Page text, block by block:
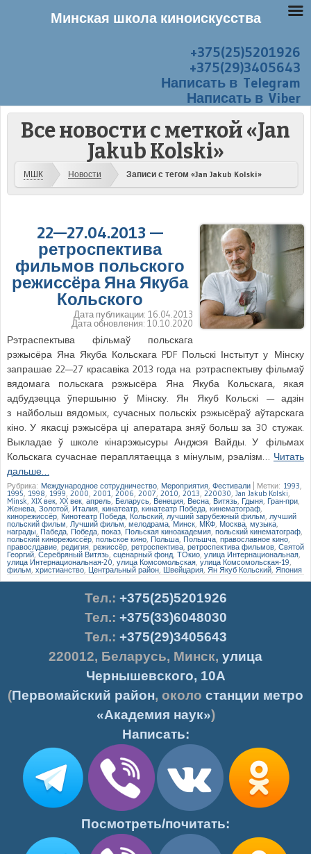
+375(25)5201926
+375(29)3405643
Написать в Telegram
Написать в Viber
Все новости с меткой «Jan
Jakub Kolski»
МШК Новости Записи с тегом «Jan Jakub Kolski»
22—27.04.2013 —
ретроспектива
фильмов польского
режиссёра Яна Якуба
Кольского
Дата публикации: 16.04.2013
Дата обновления: 10.10.2020
Рэтраспектыва фільмаў польскага
рэжысёра Яна Якуба Кольскага PDF Польскі Інстытут у Мінску
запрашае 22—27 красавіка 2013 года на рэтраспектыву фільмаў
вядомага польскага рэжысёра Яна Якуба Кольскага, якая
адбудзецца ўпершыню ў Мінску. Ян Якуб Кольскі — адзін
з найбольш вядомых, сучасных польскіх рэжысёраў аўтарскага
кіно. У якасці рэжысёра ці аператара зняў больш за 30 стужак.
Выкладае ў школе кінарэжысуры Анджэя Вайды. У фільмах
Кольскага сучаснае пераплятаецца з мінулым, рэалізм… Читать
дальше…
Рубрика: Международное сотрудничество Мероприятия Фестивали Метки: 1993
1995 1998 1999 2000 2001 , 2006 2007, 2010 2013 220030 Jan Jakub Kolski
Minsk XIX век XX век апрель, Беларусь Венеция Весна Витязь Гдыня Гран-при
Женева Золотой Италия кинатеатр, кинатеатр Победа ,кинематограф
кинорежиссёр Кинотеатр Победа Кольский лучший зарубежный фильм лучший
польский фильм Лучший фильм , мелодрама ,Минск МКФ Москва музыка
награды Пабеда Победа показ ,Польская киноакадемия польский кинематограф
польский кинорежиссёр, польское кино Польша Польшча православное кино
правослдавие, редигия ,режиссёр ретроспектива ретроспектива фильмов Святой
Георгий ,Серебряный Витязь сценарный фонд ТОкио, улица Интернациональная
улица Интернациональная-20 улица Комсомольская улица Комсомольская-19
фильм христианство Центральный район Швейцария Ян Якуб Кольский Япония
Тел.: +375(25)5201926
Тел.: +375(33)6048030
Тел.: +375(29)3405643
220012, Беларусь, Минск, улица
Чернышевского, 10А
(Первомайский район, около станции метро
«Академия наук»)
Написать:
Посмотреть/почитать:
Минская школа киноискусства